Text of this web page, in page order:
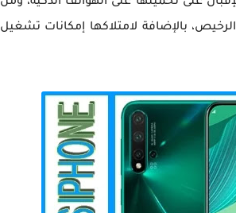
بالإضافة لامتلاكها إمكانات تشغيل